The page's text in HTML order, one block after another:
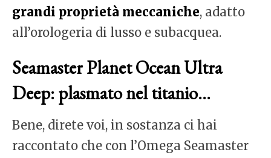
grandi proprietà meccaniche, adatto
all’orologeria di lusso e subacquea.
Seamaster Planet Ocean Ultra
Deep: plasmato nel titanio…
Bene, direte voi, in sostanza ci hai
raccontato che con l’Omega Seamaster